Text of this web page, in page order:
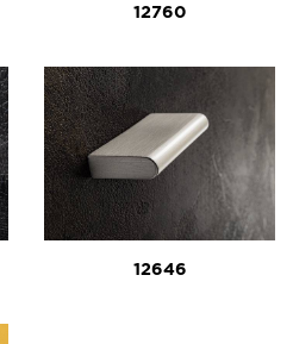
12760
12646